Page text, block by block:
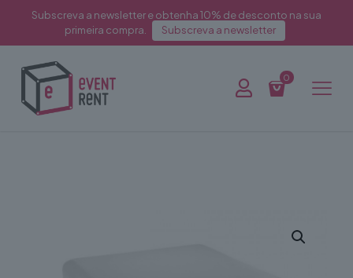
Subscreva a newsletter e obtenha 10% de desconto na sua
primeira compra.
Subscreva a newsletter
0